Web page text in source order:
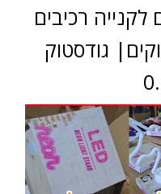
רכיבים
גודסטוק